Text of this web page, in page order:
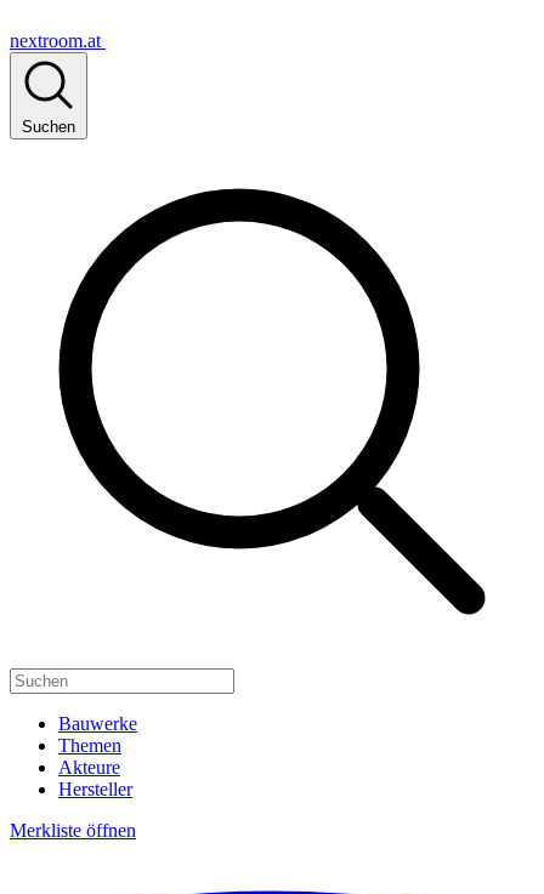
nextroom.at
Suchen
Bauwerke
Themen
Akteure
Hersteller
Merkliste öffnen